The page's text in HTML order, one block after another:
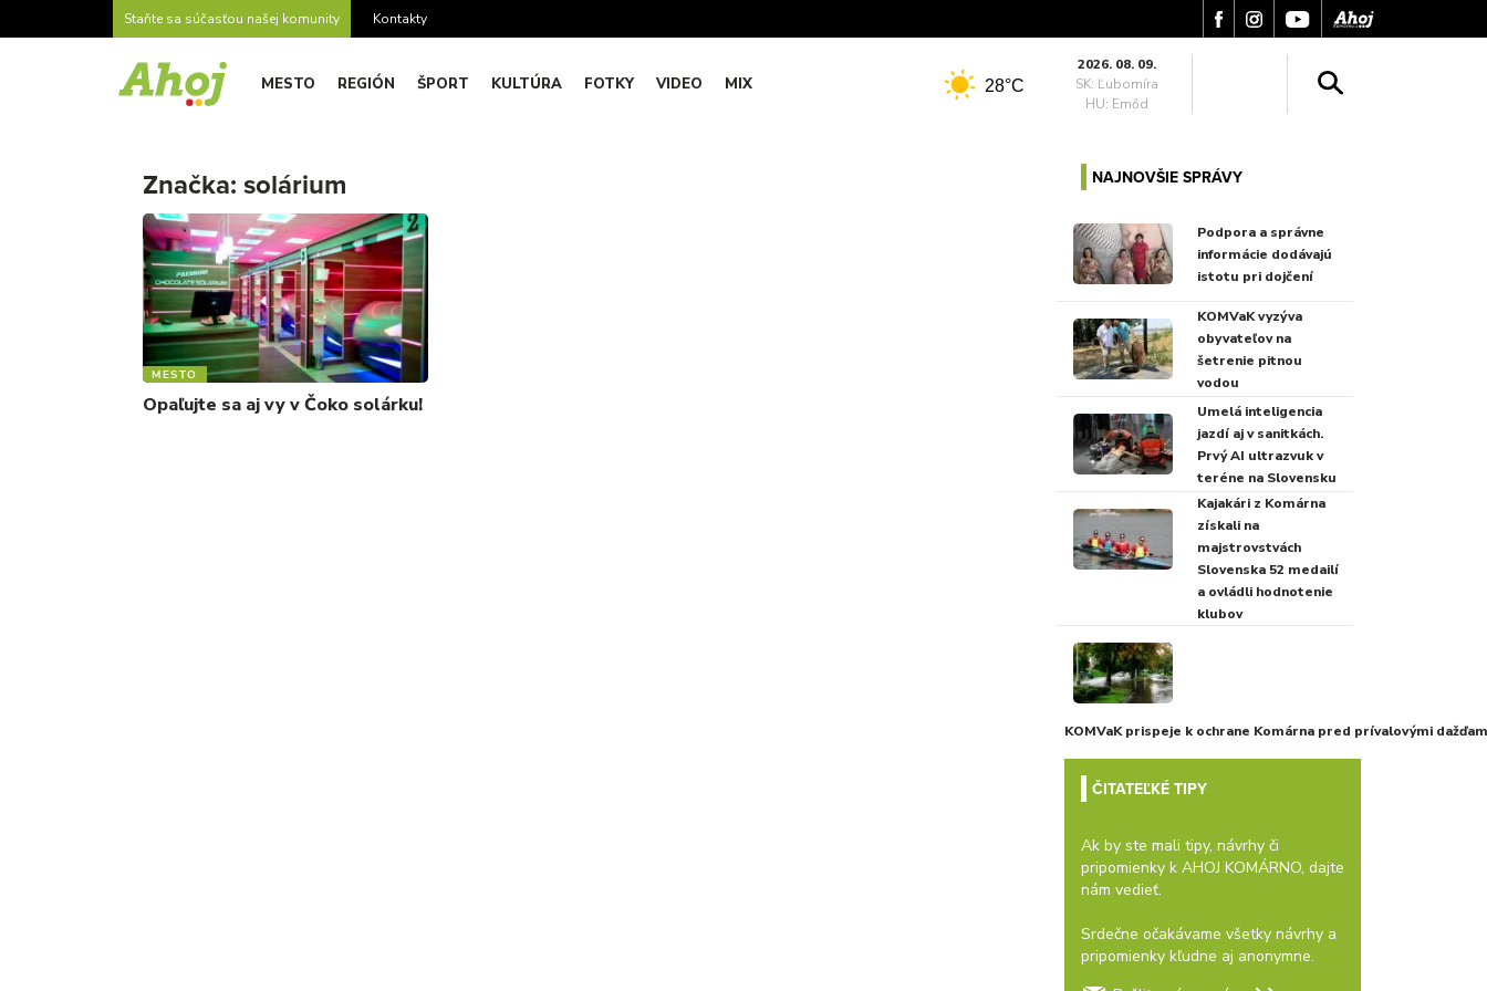
Staňte sa súčasťou našej komunity Kontakty
MESTO REGIÓN ŠPORT KULTÚRA FOTKY VIDEO MIX 28°C
2026. 08. 09.
SK: Ľubomíra
HU: Emőd
Značka: solárium
MESTO
Opaľujte sa aj vy v Čoko solárku!
NAJNOVŠIE SPRÁVY
Podpora a správne
informácie dodávajú
istotu pri dojčení
KOMVaK vyzýva
obyvateľov na
šetrenie pitnou
vodou
Umelá inteligencia
jazdí aj v sanitkách.
Prvý AI ultrazvuk v
teréne na Slovensku
Kajakári z Komárna
získali na
majstrovstvách
Slovenska 52 medailí
a ovládli hodnotenie
klubov
KOMVaK prispeje k ochrane Komárna pred prívalovými
ČITATEĽKÉ TIPY
Ak by ste mali tipy, návrhy či
pripomienky k AHOJ KOMÁRNO, dajte
nám vedieť.
Srdečne očakávame všetky návrhy a
pripomienky kľudne aj anonymne.